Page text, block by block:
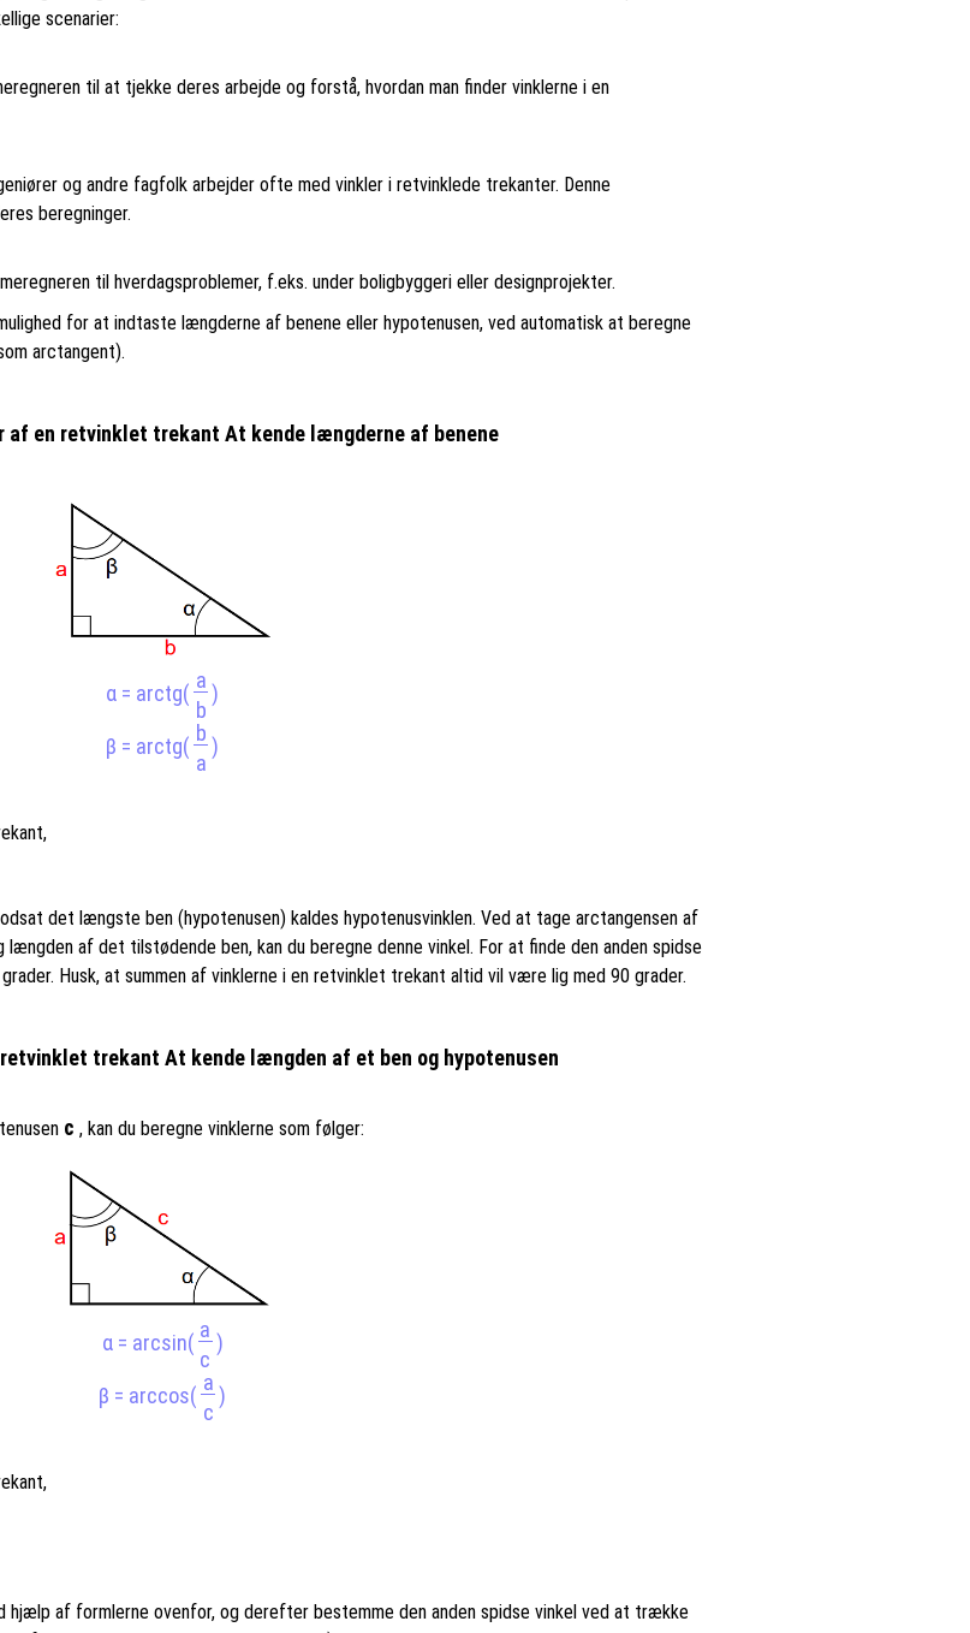
scenarier:
til at tjekke deres arbejde og forstå, hvordan man finder vinklerne i en
og andre fagfolk arbejder ofte med vinkler i retvinklede trekanter. Denne
beregninger.
til hverdagsproblemer, f.eks. under boligbyggeri eller designprojekter.
for at indtaste længderne af benene eller hypotenusen, ved automatisk at beregne
arctangent).
af en retvinklet trekant At kende længderne af benene
α = arctg(
a
b
)
β = arctg(
b
a
)
det længste ben (hypotenusen) kaldes hypotenusvinklen. Ved at tage arctangensen af
af det tilstødende ben, kan du beregne denne vinkel. For at finde den anden spidse
Husk, at summen af vinklerne i en retvinklet trekant altid vil være lig med 90 grader.
trekant At kende længden af et ben og hypotenusen
c , kan du beregne vinklerne som følger:
α = arcsin(
a
c
)
β = arccos(
a
c
)
hjælp af formlerne ovenfor, og derefter bestemme den anden spidse vinkel ved at trække